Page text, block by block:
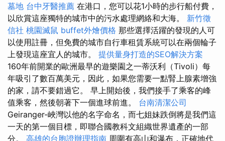
墓地 台中牙醫推薦 在港口，您可以花1小時的步行船付費，
以欣賞這座獨特的城市中的污水處理網絡和大海。 新竹徵
信社 桃園滅鼠 buffet外燴價格 那些選擇活躍的發現的人可
以使用註冊，但免費的城市自行車租賃系統可以在兩個輪子
上發現這座宜人的城市。 提供量身打造的SEO解決方案
160年前開業的歐洲最早的遊樂園之一蒂沃利（Tivoli）每
年吸引了數百萬美元，因此，如果您需要一點腎上腺素增強
的家，請不要錯過它。 早上開始後，我們接手了乘客的峰
值乘客，然後朝著下一個進球前進。 台南清潔公司
Geiranger-峽灣以他的名字命名，而七姐妹跌倒將是我們這
一天的第一個目標，即聯合國教科文組織世界遺產的一部
分。 高雄的台胞證辦理指南 周圍有高山和瀑布，正確地代